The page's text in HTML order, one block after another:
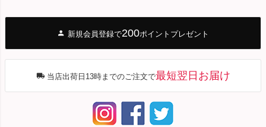
新規会員登録で200ポイントプレゼント
当店出荷日13時までのご注文で最短翌日お届け